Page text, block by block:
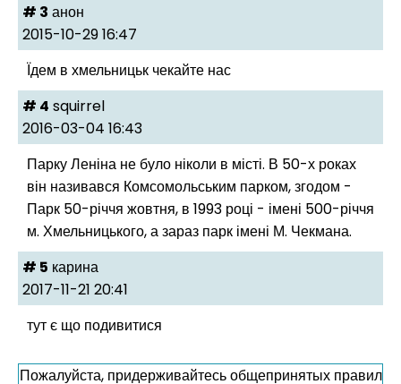
# 3 анон
2015-10-29 16:47
Їдем в хмельницьк чекайте нас
# 4 squirrel
2016-03-04 16:43
Парку Леніна не було ніколи в місті. В 50-х роках
він називався Комсомольським парком, згодом -
Парк 50-річчя жовтня, в 1993 році - імені 500-річчя
м. Хмельницького, а зараз парк імені М. Чекмана.
# 5 карина
2017-11-21 20:41
тут є що подивитися
Пожалуйста, придерживайтесь общепринятых правил